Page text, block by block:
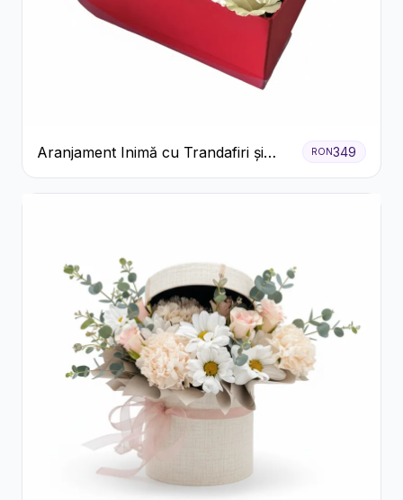
Aranjament Inimă cu Trandafiri și
Praline Ferrero
RON349